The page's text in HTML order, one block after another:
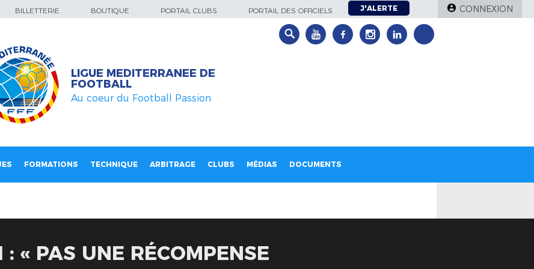
BILLETTERIE BOUTIQUE PORTAIL CLUBS PORTAIL DES OFFICIELS J'ALERTE CONNEXION
LIGUE MEDITERRANEE DE
FOOTBALL
Au coeur du Football Passion
FORMATIONS TECHNIQUE ARBITRAGE CLUBS MÉDIAS DOCUMENTS
« PAS UNE RÉCOMPENSE